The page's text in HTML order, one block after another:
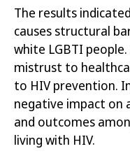
The results
causes structural
white LGBTI people.
mistrust to
to HIV prevention.
negative impact on
and outcomes
living with HIV.